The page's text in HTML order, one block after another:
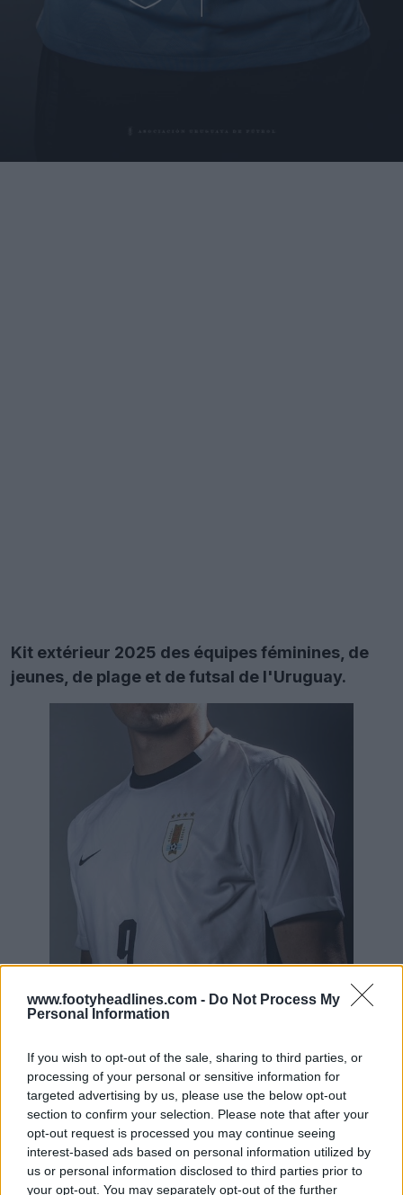
www.footyheadlines.com - Do Not Process My
Personal Information
If you wish to opt-out of the sale, sharing to third parties, or
processing of your personal or sensitive information for
targeted advertising by us, please use the below opt-out
section to confirm your selection. Please note that after your
opt-out request is processed you may continue seeing
interest-based ads based on personal information utilized by
us or personal information disclosed to third parties prior to
your opt-out. You may separately opt-out of the further
Kit extérieur 2025 des équipes féminines, de
jeunes, de plage et de futsal de l'Uruguay.